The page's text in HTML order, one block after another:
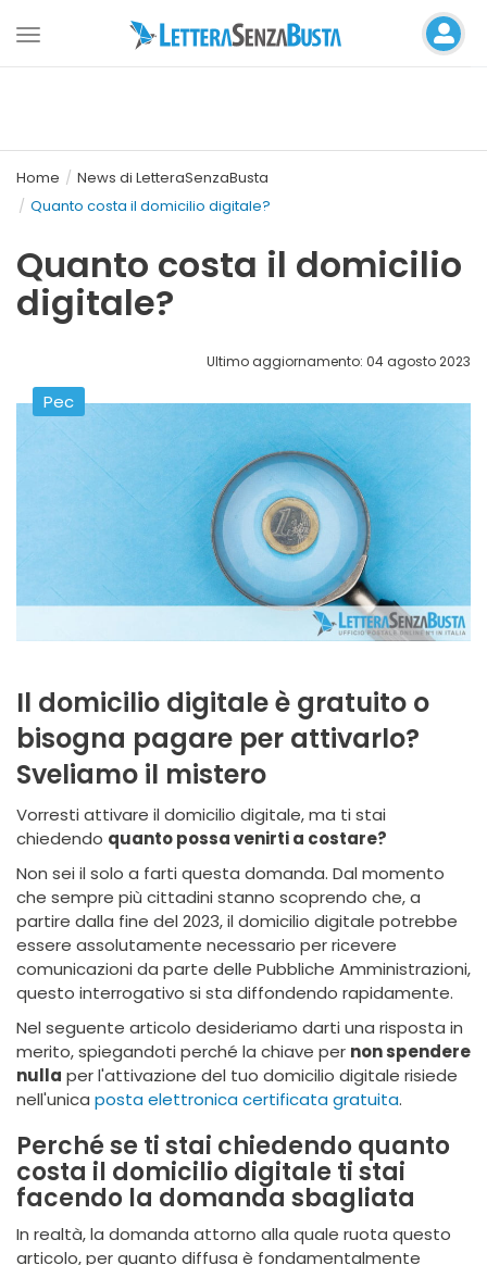
Toggle
Home
News di LetteraSenzaBusta
Quanto costa il domicilio digitale?
Quanto costa il domicilio
digitale?
Ultimo aggiornamento: 04 agosto 2023
Pec
Il domicilio digitale è gratuito o
bisogna pagare per attivarlo?
Sveliamo il mistero
Vorresti attivare il domicilio digitale, ma ti stai
chiedendo quanto possa venirti a costare?
Non sei il solo a farti questa domanda. Dal momento
che sempre più cittadini stanno scoprendo che, a
partire dalla fine del 2023, il domicilio digitale potrebbe
essere assolutamente necessario per ricevere
comunicazioni da parte delle Pubbliche Amministrazioni,
questo interrogativo si sta diffondendo rapidamente.
Nel seguente articolo desideriamo darti una risposta in
merito, spiegandoti perché la chiave per non spendere
nulla per l'attivazione del tuo domicilio digitale risiede
nell'unica posta elettronica certificata gratuita.
Perché se ti stai chiedendo quanto
costa il domicilio digitale ti stai
facendo la domanda sbagliata
In realtà, la domanda attorno alla quale ruota questo
articolo, per quanto diffusa è fondamentalmente